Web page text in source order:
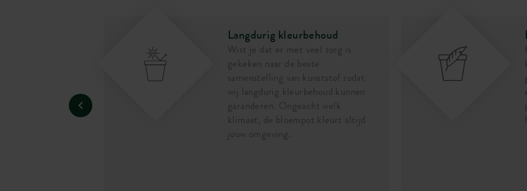
Langdurig kleurbehoud
Wist je dat er met veel zorg is
gekeken naar de beste
samenstelling van kunststof zodat
wij langdurig kleurbehoud kunnen
garanderen. Ongeacht welk
klimaat, de bloempot kleurt altijd
jouw omgeving.